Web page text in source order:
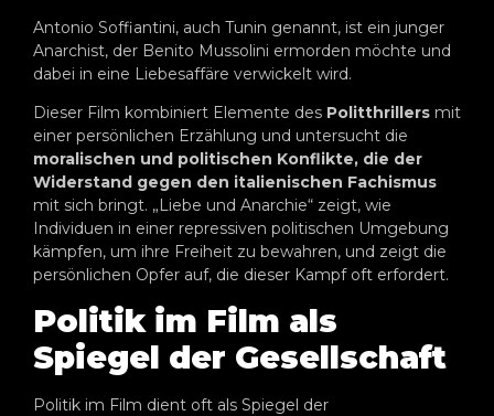
Antonio Soffiantini, auch Tunin genannt, ist ein junger
Anarchist, der Benito Mussolini ermorden möchte und
dabei in eine Liebesaffäre verwickelt wird.
Dieser Film kombiniert Elemente des Politthrillers mit
einer persönlichen Erzählung und untersucht die
moralischen und politischen Konflikte, die der
Widerstand gegen den italienischen Fachismus
mit sich bringt. „Liebe und Anarchie“ zeigt, wie
Individuen in einer repressiven politischen Umgebung
kämpfen, um ihre Freiheit zu bewahren, und zeigt die
persönlichen Opfer auf, die dieser Kampf oft erfordert.
Politik im Film als
Spiegel der Gesellschaft
Politik im Film dient oft als Spiegel der